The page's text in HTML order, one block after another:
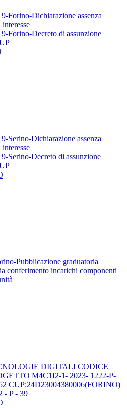
Forino-Dichiarazione assenza
Forino-Decreto di assunzione
Serino-Dichiarazione assenza
Serino-Decreto di assunzione
Pubblicazione graduatoria
conferimento incarichi componenti
DIGITALI CODICE
M4C1I2-1- 2023- 1222-P-
CUP:24D23004380006(FORINO)
- P - 39